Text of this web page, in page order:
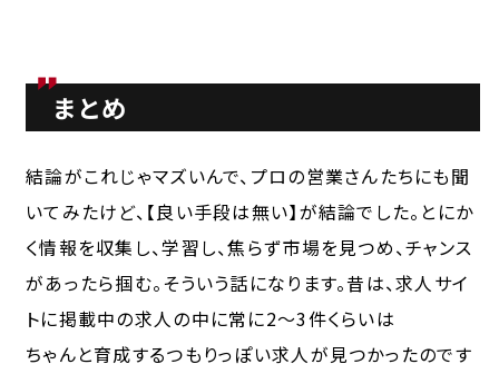
まとめ
結論がこれじゃマズいんで、プロの営業さんたちにも聞
いてみたけど、【良い手段は無い】が結論でした。とにか
く情報を収集し、学習し、焦らず市場を見つめ、チャンス
があったら掴む。そういう話になります。昔は、求人サイ
トに掲載中の求人の中に常に2～3件くらいは
ちゃんと育成するつもりっぽい求人 が見つかったのです